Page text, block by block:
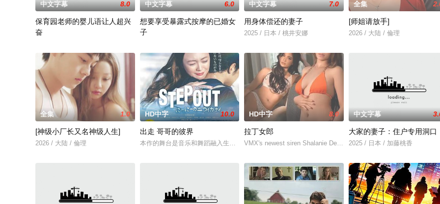
中文字幕 8.0
保育园老师的婴儿语让人超兴
奋
中文字幕 6.0
想要享受暴露式按摩的已婚女
子
中文字幕 7.0
用身体偿还的妻子
2025 / 日本 / 桃井安娜
全集
[师姐请放手]
2026 / 大陆 / 倫理
全集 1.0
[神级小厂长又名神级人生]
2026 / 大陆 / 倫理
HD中字 10.0
出走 哥哥的彼界
本作的舞台是音乐和舞蹈融入生活的冲绳。与母亲朱音、妹妹舞一起生活的照屋踊，憧憬舞蹈学校的丽莎
HD中字 8.0
拉丁女郎
VMX's newest siren Shalanie De Vera and Athena Red sizzle
中文字幕
大家的妻子：住户专用洞口
2025 / 日本 / 加藤桃香